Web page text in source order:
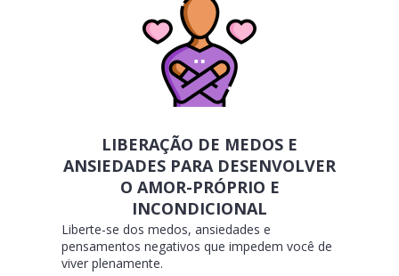
LIBERAÇÃO DE MEDOS E
ANSIEDADES PARA DESENVOLVER
O AMOR-PRÓPRIO E
INCONDICIONAL
Liberte-se dos medos, ansiedades e
pensamentos negativos que impedem você de
viver plenamente.